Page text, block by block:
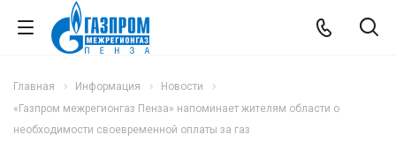
Главная Информация
Новости
«Газпром межрегионгаз Пенза» напоминает жителям области о
необходимости своевременной оплаты за газ